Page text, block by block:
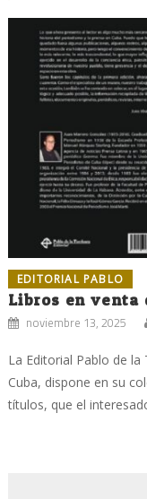
EDITORIAL PABLO
Libros en venta
noviembre 13, 2025
La Editorial Pablo de
Cuba, dispone en su
títulos, que el